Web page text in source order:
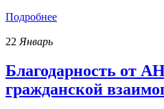
Подробнее
22 Январь
Благодарность от
гражданской